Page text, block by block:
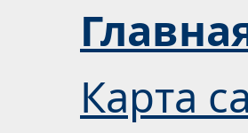
Карта